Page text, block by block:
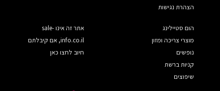
הצהרת נגישות
הום סטיילינג
מוצרי צריכה ומזון
נופשים
קניות ברשת
שיפוצים
אתר זה אינו sale-
info.co.il, אם קיבלתם
חיוב לחצו כאן